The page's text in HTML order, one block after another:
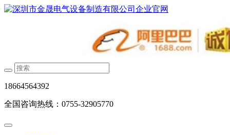
18664564392
全国咨询热线：0755-32905770